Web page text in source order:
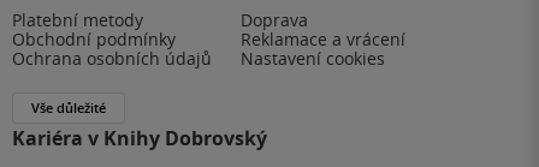
Platební metody
Doprava
Obchodní podmínky
Reklamace a vrácení
Ochrana osobních údajů
Nastavení cookies
Vše důležité
Kariéra v Knihy Dobrovský